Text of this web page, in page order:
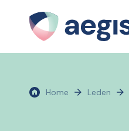
Home Leden